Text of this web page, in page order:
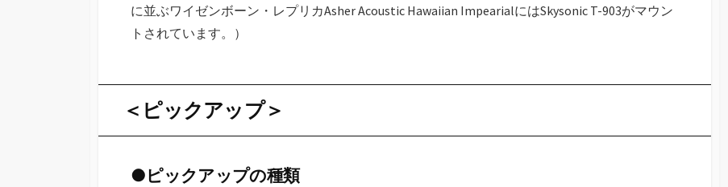
に並ぶワイゼンボーン・レプリカAsher Acoustic Hawaiian ImpearialにはSkysonic T-903がマウン
トされています。）
＜ピックアップ＞
●ピックアップの種類